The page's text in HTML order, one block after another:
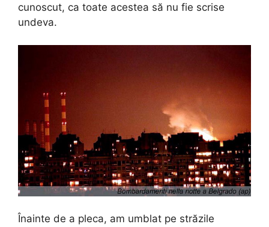
cunoscut, ca toate acestea să nu fie scrise
undeva.
Înainte de a pleca, am umblat pe străzile